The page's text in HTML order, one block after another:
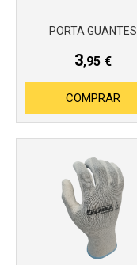
PORTA GUANTES
3,95 €
COMPRAR